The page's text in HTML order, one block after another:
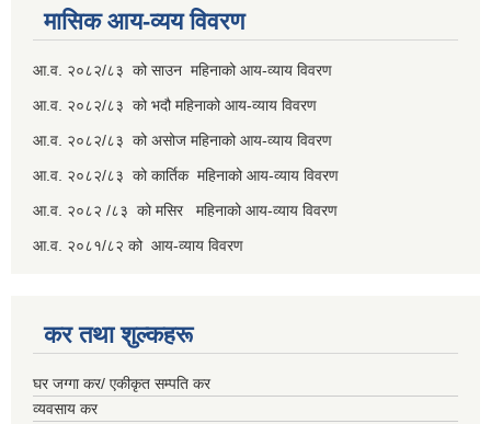
मासिक आय-व्यय विवरण
आ.व. २०८२/८३ को साउन महिनाको आय-व्याय विवरण
आ.व. २०८२/८३ को भदौ महिनाको आय-व्याय विवरण
आ.व. २०८२/८३ को असोज महिनाको आय-व्याय विवरण
आ.व. २०८२/८३ को कार्तिक महिनाको आय-व्याय विवरण
आ.व. २०८२ /८३ को मसिर महिनाको आय-व्याय विवरण
आ.व. २०८१/८२ को आय-व्याय विवरण
कर तथा शुल्कहरू
घर जग्गा कर/ एकीकृत सम्पति कर
व्यवसाय कर